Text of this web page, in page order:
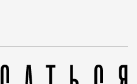
между полуостровом и